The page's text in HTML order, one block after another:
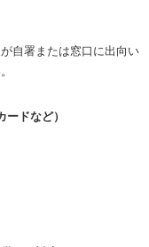
自署または窓口に出向い
ドなど）